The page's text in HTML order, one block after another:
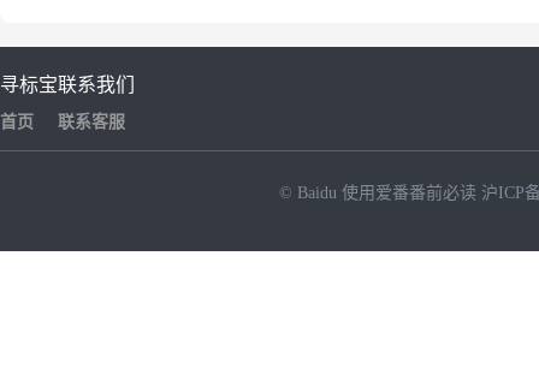
寻标宝
首页
联系我们
联系客服
© Baidu 使用爱番番前必读 沪ICP